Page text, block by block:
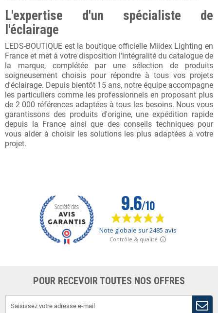
L'expertise d'un spécialiste de
l'éclairage
LEDS-BOUTIQUE est la boutique officielle Miidex Lighting en
France et met à votre disposition l'intégralité du catalogue de
la marque, complétée par une sélection de produits
soigneusement choisis pour répondre à tous vos projets
d'éclairage. Depuis bientôt 15 ans, notre équipe accompagne
les particuliers comme les professionnels en proposant plus
de 2 000 références adaptées à tous les besoins. Nous vous
garantissons des produits d'origine, une expédition rapide
depuis la France ainsi que des conseils techniques pour
vous aider à choisir les solutions les plus adaptées à votre
projet.
POUR RECEVOIR TOUTES NOS OFFRES